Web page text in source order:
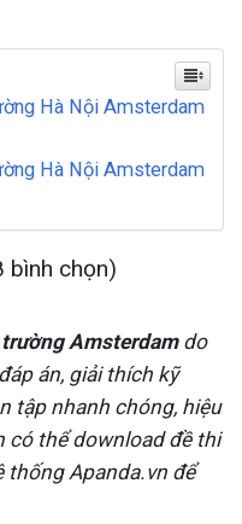
Hà Nội Amsterdam
Hà Nội Amsterdam
bình chọn)
Amsterdamdo
án, giải thích kỹ
tập nhanh chóng, hiệu
có thể download đề thi
thống Apanda.vn để